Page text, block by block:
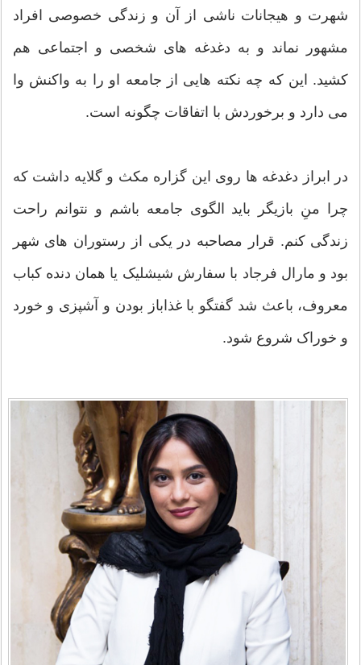
شهرت و هیجانات ناشی از آن و زندگی خصوصی افراد
مشهور نماند و به دغدغه های شخصی و اجتماعی هم
کشید. این که چه نکته هایی از جامعه او را به واکنش وا
می دارد و برخوردش با اتفاقات چگونه است.
در ابراز دغدغه ها روی این گزاره مکث و گلایه داشت که
چرا منِ بازیگر باید الگوی جامعه باشم و نتوانم راحت
زندگی کنم. قرار مصاحبه در یکی از رستوران های شهر
بود و مارال فرجاد با سفارش شیشلیک یا همان دنده کباب
معروف، باعث شد گفتگو با غذاباز بودن و آشپزی و خورد
و خوراک شروع شود.